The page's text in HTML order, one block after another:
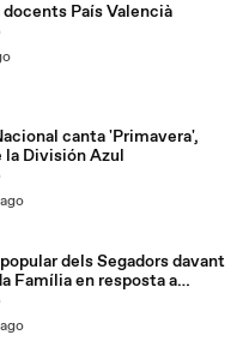
País Valencià
canta 'Primavera',
la División Azul
dels Segadors davant
Família en resposta a
dels cantaires